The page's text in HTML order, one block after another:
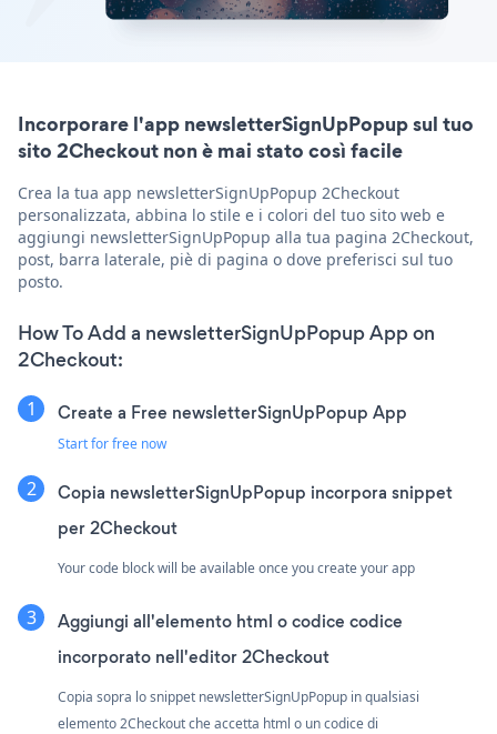
Incorporare l'app newsletterSignUpPopup sul tuo
sito 2Checkout non è mai stato così facile
Crea la tua app newsletterSignUpPopup 2Checkout
personalizzata, abbina lo stile e i colori del tuo sito web e
aggiungi newsletterSignUpPopup alla tua pagina 2Checkout,
post, barra laterale, piè di pagina o dove preferisci sul tuo
posto.
How To Add a newsletterSignUpPopup App on
2Checkout:
Create a Free newsletterSignUpPopup App
Start for free now
Copia newsletterSignUpPopup incorpora snippet
per 2Checkout
Your code block will be available once you create your app
Aggiungi all'elemento html o codice codice
incorporato nell'editor 2Checkout
Copia sopra lo snippet newsletterSignUpPopup in qualsiasi
elemento 2Checkout che accetta html o un codice di